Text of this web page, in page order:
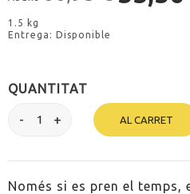
1.5 kg
Entrega: Disponible
QUANTITAT
AL CARRET
Només si es pren el temps,